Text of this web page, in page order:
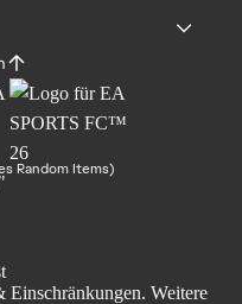
Random Items)
Einschränkungen. Weitere